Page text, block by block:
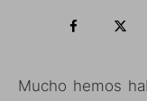
Mucho hemos